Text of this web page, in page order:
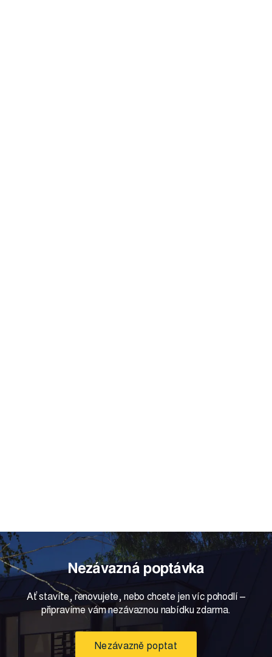
Nezávazná poptávka
Ať stavíte, renovujete, nebo chcete jen víc pohodlí –
připravíme vám nezávaznou nabídku zdarma.
Nezávazně poptat